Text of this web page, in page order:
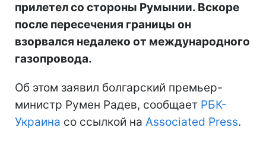
прилетел со стороны Румынии. Вскоре
после пересечения границы он
взорвался недалеко от международного
газопровода.
Об этом заявил болгарский премьер-
министр Румен Радев, сообщает РБК-
Украина со ссылкой на Associated Press.